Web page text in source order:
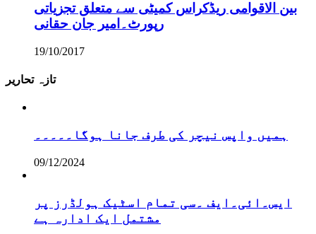
بین الاقوامی ریڈکراس کمیٹی سے متعلق تجزیاتی
رپورٹ۔امیر جان حقانی
19/10/2017
تازہ تحاریر
ہمیں واپس نیچر کی طرف جانا ہوگا۔۔۔۔۔
09/12/2024
ایس۔ائی۔ایف ۔سی تمام اسٹیک ہولڈرز پر
مشتمل ایک ادارہ ہے